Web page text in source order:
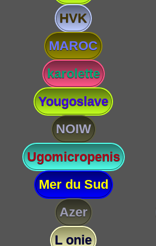
HVK
MAROC
karolette
Yougoslave
NOIW
Ugomicropenis
Mer du Sud
Azer
L onie